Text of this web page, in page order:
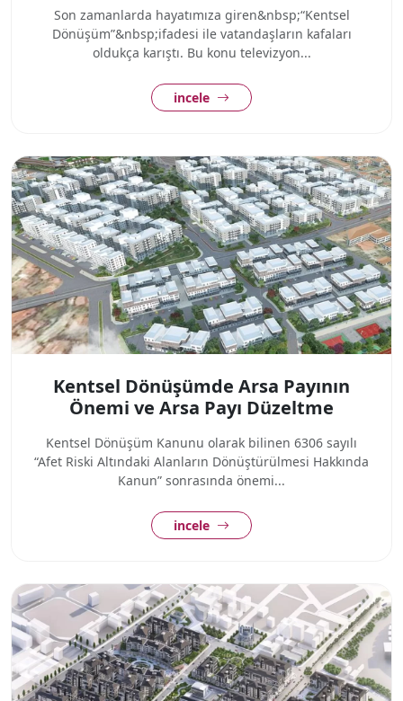
Son zamanlarda hayatımıza giren&nbsp;“Kentsel
Dönüşüm”&nbsp;ifadesi ile vatandaşların kafaları
oldukça karıştı. Bu konu televizyon...
incele
Kentsel Dönüşümde Arsa Payının
Önemi ve Arsa Payı Düzeltme
Kentsel Dönüşüm Kanunu olarak bilinen 6306 sayılı
“Afet Riski Altındaki Alanların Dönüştürülmesi Hakkında
Kanun” sonrasında önemi...
incele